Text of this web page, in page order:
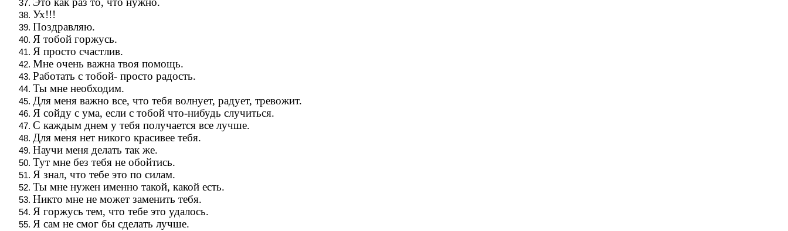
Ух!!!
Поздравляю.
Я тобой горжусь.
Я просто счастлив.
Мне очень важна твоя помощь.
Работать с тобой- просто радость.
Ты мне необходим.
Для меня важно все, что тебя волнует, радует, тревожит.
Я сойду с ума, если с тобой что-нибудь случиться.
С каждым днем у тебя получается все лучше.
Для меня нет никого красивее тебя.
Научи меня делать так же.
Тут мне без тебя не обойтись.
Я знал, что тебе это по силам.
Ты мне нужен именно такой, какой есть.
Никто мне не может заменить тебя.
Я горжусь тем, что тебе это удалось.
Я сам не смог бы сделать лучше.